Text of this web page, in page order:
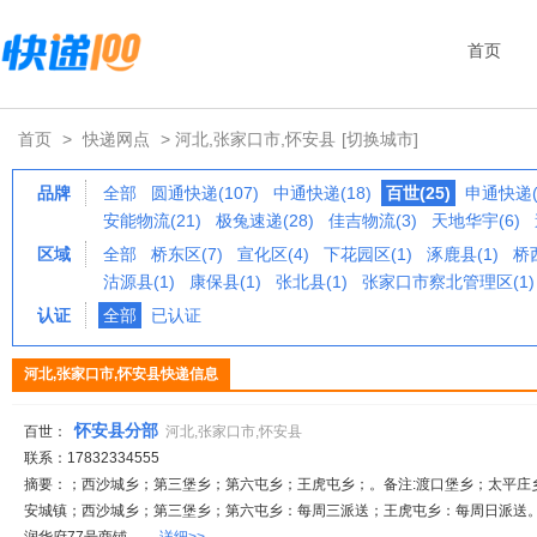
首页
首页 > 快递网点 > 河北,张家口市,怀安县 [切换城市]
品牌 全部 圆通快递(107) 中通快递(18) 百世(25)
申通快递
安能物流(21)
极兔速递(28) 佳吉物流(3) 天地华宇(6)
区域
全部 桥东区(7) 宣化区(4) 下花园区(1) 涿鹿县(1)
桥
沽源县(1)
康保县(1) 张北县(1)
张家口市察北管理区(1)
认证
全部 已认证
河北,张家口市,怀安县快递信息
百世： 怀安县分部 河北,张家口市,怀安县
联系：17832334555
摘要：；西沙城乡；第三堡乡；第六屯乡；王虎屯乡；。备注:渡口堡乡；太平
安城镇；西沙城乡；第三堡乡；第六屯乡：每周三派送；王虎屯乡：每周日派送